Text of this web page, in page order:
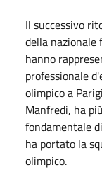
Il successivo
della nazionale
hanno
professionale
olimpico a
Manfredi, ha
fondamentale
ha portato la
olimpico.